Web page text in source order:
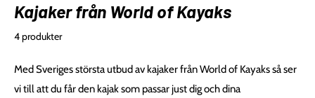
Kajaker från World of Kayaks
4 produkter
Med Sveriges största utbud av kajaker från World of Kayaks så ser
vi till att du får den kajak som passar just dig och dina